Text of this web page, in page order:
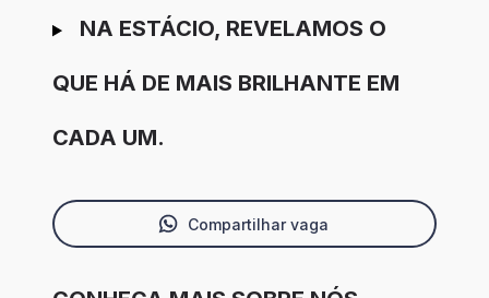
NA ESTÁCIO, REVELAMOS O
QUE HÁ DE MAIS BRILHANTE EM
CADA UM.
Compartilhar vaga